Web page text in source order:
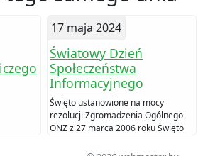
17 maja 2024
Światowy Dzień
Społeczeństwa
Informacyjnego
Święto ustanowione na mocy
rezolucji Zgromadzenia Ogólnego
ONZ z 27 marca 2006 roku Święto